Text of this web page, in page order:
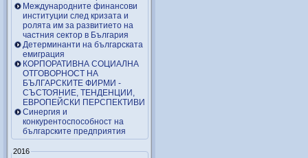
Международните финансови
институции след кризата и
ролята им за развитието на
частния сектор в България
Детерминанти на българската
емиграция
КОРПОРАТИВНА СОЦИАЛНА
ОТГОВОРНОСТ НА
БЪЛГАРСКИТЕ ФИРМИ -
СЪСТОЯНИЕ, ТЕНДЕНЦИИ,
ЕВРОПЕЙСКИ ПЕРСПЕКТИВИ
Синергия и
конкурентоспособност на
българските предприятия
2016